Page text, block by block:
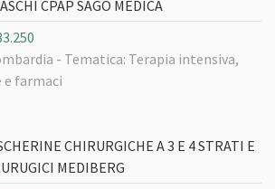
CPAP SAGO MEDICA
- Tematica: Terapia intensiva,
farmaci
CHIRURGICHE A 3 E 4 STRATI E
MEDIBERG